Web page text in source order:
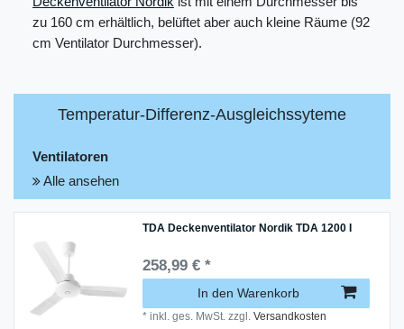
zu 160 cm erhältlich, belüftet aber auch kleine Räume (92
cm Ventilator Durchmesser).
Temperatur-Differenz-Ausgleichssyteme
Ventilatoren
Alle ansehen
TDA Deckenventilator Nordik TDA 1200 I
258,99 € *
In den Warenkorb
*inkl. ges. MwSt. zzgl.Versandkosten